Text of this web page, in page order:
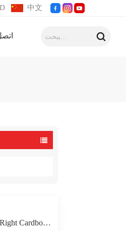
中文
Type for Your Product